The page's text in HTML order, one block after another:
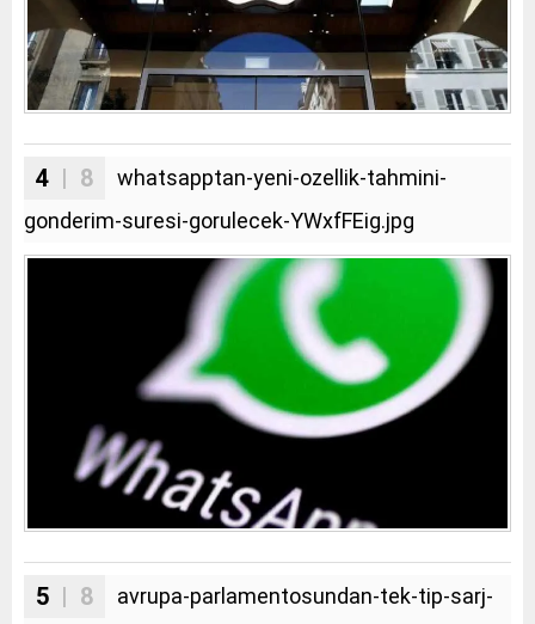
4 | 8
whatsapptan-yeni-ozellik-tahmini-
gonderim-suresi-gorulecek-YWxfFEig.jpg
5 | 8
avrupa-parlamentosundan-tek-tip-sarj-